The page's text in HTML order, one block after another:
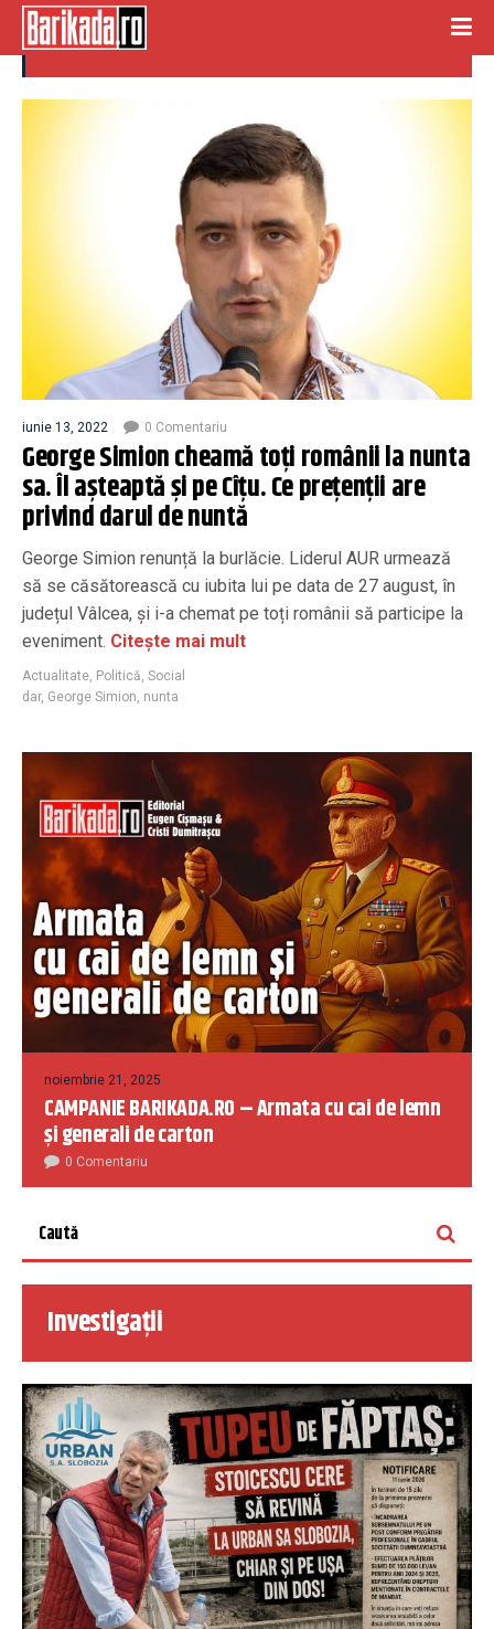
dar
iunie 13, 2022 0 Comentariu
George Simion cheamă toți românii la nunta
sa. Îl așteaptă și pe Cîțu. Ce prețenții are
privind darul de nuntă
George Simion renunță la burlăcie. Liderul AUR urmează
să se căsătorească cu iubita lui pe data de 27 august, în
județul Vâlcea, și i-a chemat pe toți românii să participe la
eveniment. Citește mai mult
Actualitate, Politică, Social
dar, George Simion, nunta
noiembrie 21, 2025
CAMPANIE BARIKADA.RO – Armata cu cai de lemn
și generali de carton
0 Comentariu
Investigații